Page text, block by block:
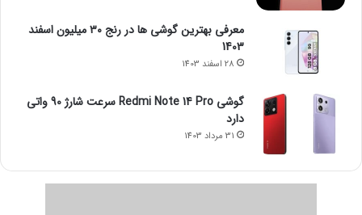
معرفی بهترین گوشی ها در رنج ۳۰ میلیون اسفند
1403
28 اسفند 1403
گوشی Redmi Note 14 Pro سرعت شارژ 90 واتی
دارد
31 مرداد 1403